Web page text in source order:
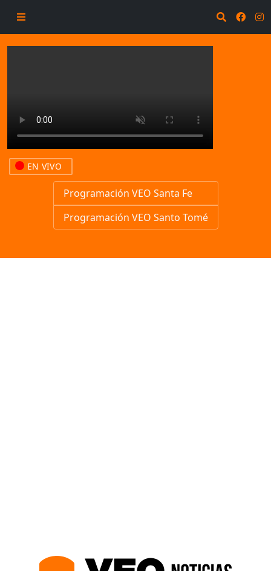
EN VIVO
Programación VEO Santa Fe
Programación VEO Santo Tomé